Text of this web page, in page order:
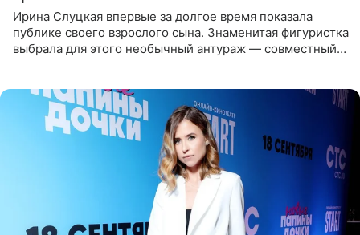
Ирина Слуцкая впервые за долгое время показала
публике своего взрослого сына. Знаменитая фигуристка
выбрала для этого необычный антураж — совместный